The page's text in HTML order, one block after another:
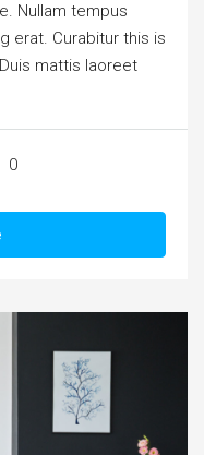
Nullam tempus
erat. Curabitur this is
mattis laoreet
0